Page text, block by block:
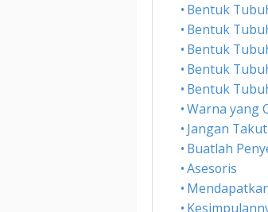
Bentuk
Bentuk
Bentuk
Bentuk
Bentuk
Warna yang
Jangan
Buatlah
Asesoris